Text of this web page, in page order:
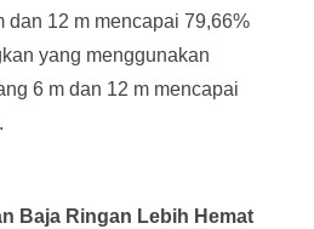
dan 12 m mencapai 79,66%
yang menggunakan
6 m dan 12 m mencapai
Baja Ringan Lebih Hemat